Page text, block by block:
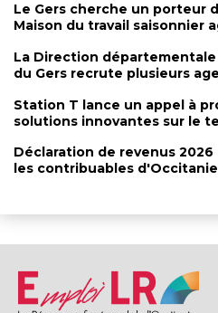
Le Gers cherche un porteur
Maison du travail saisonnier
La Direction
du Gers recrute plusieurs
Station T lance un appel à
solutions innovantes sur le
Déclaration de revenus
les contribuables d'Occitanie